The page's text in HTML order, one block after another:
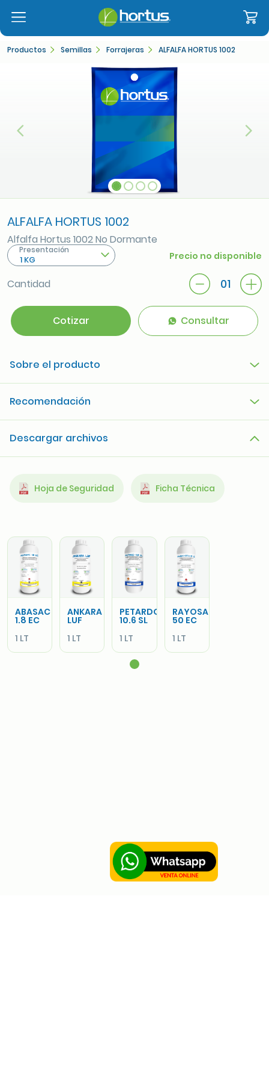
Productos Semillas Forrajeras ALFALFA HORTUS 1002
Anterior
ALFALFA HORTUS 1002
Alfalfa Hortus 1002 No Dormante
1 KG
Presentación
Precio no disponible
Cantidad 01
Cotizar Consultar
Sobre el producto
Recomendación
Hoja de Seguridad Ficha Técnica
Descargar archivos
ABASAC
1.8 EC
1 LT
ANKARA
LUF
1 LT
PETARDO
10.6 SL
1 LT
RAYOSAC
50 EC
1 LT